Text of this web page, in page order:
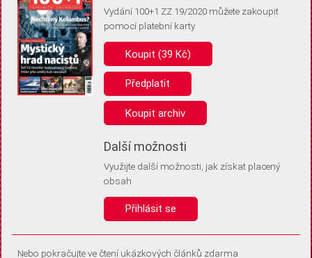
Pro základní fungování webu nepotřebujeme ukládat žádné informace
(tzv. cookies apod.). Rádi bychom vás ale požádali o souhlas s
uložením volitelných informací:
Anonymní unikátní ID
Díky němu příště poznáme, že se jedná o stejné zařízení, a
Identifikátor je zcela anonymní.
Vaše souhlasy a odmítnutí si ukládáme do vašeho zařízení, abychom se
vás už příště znovu neptali. Můžete je kdykoli později upravit ve Správě
Vydání 100+1 ZZ 19/2020 můžete zakoupit
pomocí platební karty
Koupit (39 Kč)
Předplatit
Koupit archiv
Další možnosti
Využijte další možnosti, jak získat placený
obsah
Přihlásit se
Nebo pokračujte ve čtení ukázkových článků zdarma